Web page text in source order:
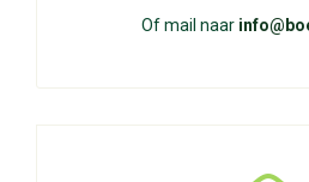
Of mail naar